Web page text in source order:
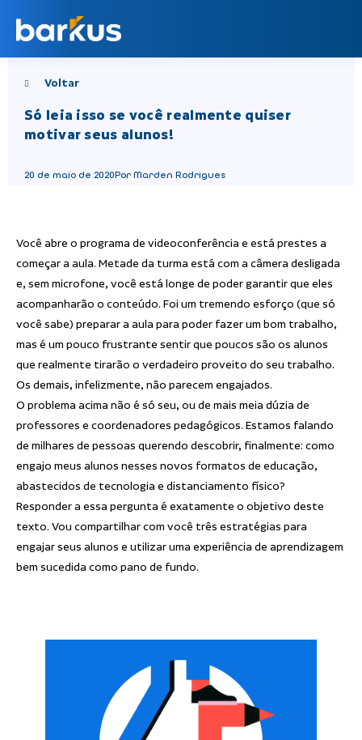
Voltar
Só leia isso se você realmente quiser
motivar seus alunos!
20 de maio de 2020Por Marden Rodrigues
Você abre o programa de videoconferência e está prestes a
começar a aula. Metade da turma está com a câmera desligada
e, sem microfone, você está longe de poder garantir que eles
acompanharão o conteúdo. Foi um tremendo esforço (que só
você sabe) preparar a aula para poder fazer um bom trabalho,
mas é um pouco frustrante sentir que poucos são os alunos
que realmente tirarão o verdadeiro proveito do seu trabalho.
Os demais, infelizmente, não parecem engajados.
O problema acima não é só seu, ou de mais meia dúzia de
professores e coordenadores pedagógicos. Estamos falando
de milhares de pessoas querendo descobrir, finalmente: como
engajo meus alunos nesses novos formatos de educação,
abastecidos de tecnologia e distanciamento físico?
Responder a essa pergunta é exatamente o objetivo deste
texto. Vou compartilhar com você três estratégias para
engajar seus alunos e utilizar uma experiência de aprendizagem
bem sucedida como pano de fundo.